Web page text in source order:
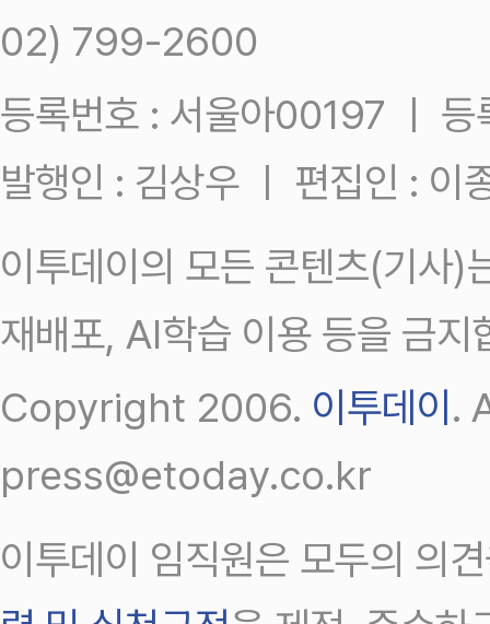
02) 799-2600
등록번호 : 서울아00197 ㅣ
발행인 : 김상우 ㅣ 편집인 : 이
이투데이의 모든 콘텐츠(기사)
재배포, AI학습 이용 등을 금지
Copyright 2006. 이투데이 .
press@etoday.co.kr
이투데이 임직원은 모두의 의